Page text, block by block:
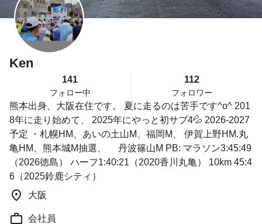
Ken
141
フォロー中
112
フォロワー
熊本出身、大阪在住です。 夏に走るのは苦手です^o^ 201
8年に走り始めて、 2025年にやっと初サブ4💦 2026-2027
予定 ・札幌HM、あいの土山M、福岡M、 伊賀上野HM.丸
亀HM、熊本城M抽選、 丹波篠山M PB: マラソン3:45:49
（2026徳島） ハーフ1:40:21（2020香川丸亀） 10km 45:4
6（2025鈴鹿シティ）
大阪
会社員